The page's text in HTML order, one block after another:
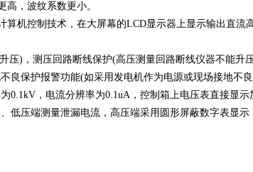
高，波纹系数更小。
算机控制技术，在大屏幕的LCD显示器上显示输出直流
压)，测压回路断线保护(高压测量回路断线仪器不能升
良保护报警功能(如采用发电机作为电源或现场接地不
0.1kV，电流分辨率为0.1uA，控制箱上电压表直接显
低压端测量泄漏电流，高压端采用圆形屏蔽数字表显